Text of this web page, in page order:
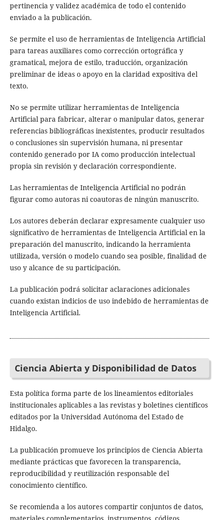
pertinencia y validez académica de todo el contenido
enviado a la publicación.
Se permite el uso de herramientas de Inteligencia Artificial
para tareas auxiliares como corrección ortográfica y
gramatical, mejora de estilo, traducción, organización
preliminar de ideas o apoyo en la claridad expositiva del
texto.
No se permite utilizar herramientas de Inteligencia
Artificial para fabricar, alterar o manipular datos, generar
referencias bibliográficas inexistentes, producir resultados
o conclusiones sin supervisión humana, ni presentar
contenido generado por IA como producción intelectual
propia sin revisión y declaración correspondiente.
Las herramientas de Inteligencia Artificial no podrán
figurar como autoras ni coautoras de ningún manuscrito.
Los autores deberán declarar expresamente cualquier uso
significativo de herramientas de Inteligencia Artificial en la
preparación del manuscrito, indicando la herramienta
utilizada, versión o modelo cuando sea posible, finalidad de
uso y alcance de su participación.
La publicación podrá solicitar aclaraciones adicionales
cuando existan indicios de uso indebido de herramientas de
Inteligencia Artificial.
Ciencia Abierta y Disponibilidad de Datos
Esta política forma parte de los lineamientos editoriales
institucionales aplicables a las revistas y boletines científicos
editados por la Universidad Autónoma del Estado de
Hidalgo.
La publicación promueve los principios de Ciencia Abierta
mediante prácticas que favorecen la transparencia,
reproducibilidad y reutilización responsable del
conocimiento científico.
Se recomienda a los autores compartir conjuntos de datos,